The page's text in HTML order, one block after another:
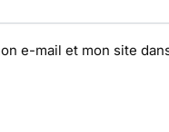
e-mail et mon site